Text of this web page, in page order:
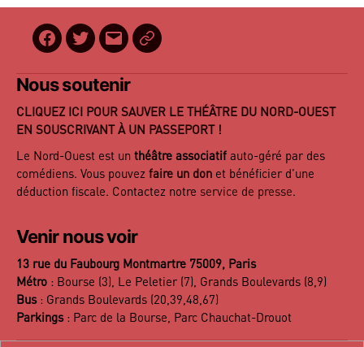
Facebook
Twitter
E-
mail
BilletReduc
Nous soutenir
CLIQUEZ ICI POUR SAUVER LE THÉÂTRE DU NORD-OUEST
EN SOUSCRIVANT À UN PASSEPORT !
Le Nord-Ouest est un théâtre associatif auto-géré par des
comédiens. Vous pouvez faire un don et bénéficier d’une
déduction fiscale. Contactez notre service de presse.
Venir nous voir
13 rue du Faubourg Montmartre 75009, Paris
Métro : Bourse (3), Le Peletier (7), Grands Boulevards (8,9)
Bus: Grands Boulevards (20,39,48,67)
Parkings: Parc de la Bourse, Parc Chauchat-Drouot